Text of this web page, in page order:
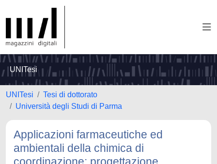
UNITesi
UNITesi
Tesi di dottorato
Università degli Studi di Parma
Applicazioni farmaceutiche ed
ambientali della chimica di